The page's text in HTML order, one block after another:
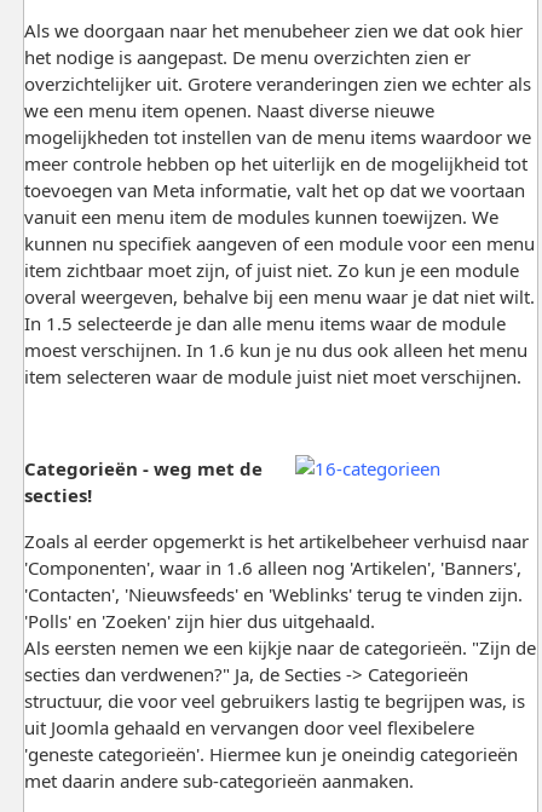
Als we doorgaan naar het menubeheer zien we dat ook hier
het nodige is aangepast. De menu overzichten zien er
overzichtelijker uit. Grotere veranderingen zien we echter als
we een menu item openen. Naast diverse nieuwe
mogelijkheden tot instellen van de menu items waardoor we
meer controle hebben op het uiterlijk en de mogelijkheid tot
toevoegen van Meta informatie, valt het op dat we voortaan
vanuit een menu item de modules kunnen toewijzen. We
kunnen nu specifiek aangeven of een module voor een menu
item zichtbaar moet zijn, of juist niet. Zo kun je een module
overal weergeven, behalve bij een menu waar je dat niet wilt.
In 1.5 selecteerde je dan alle menu items waar de module
moest verschijnen. In 1.6 kun je nu dus ook alleen het menu
item selecteren waar de module juist niet moet verschijnen.
Categorieën - weg met de
secties!
Zoals al eerder opgemerkt is het artikelbeheer verhuisd naar
'Componenten', waar in 1.6 alleen nog 'Artikelen', 'Banners',
'Contacten', 'Nieuwsfeeds' en 'Weblinks' terug te vinden zijn.
'Polls' en 'Zoeken' zijn hier dus uitgehaald.
Als eersten nemen we een kijkje naar de categorieën. "Zijn de
secties dan verdwenen?" Ja, de Secties -> Categorieën
structuur, die voor veel gebruikers lastig te begrijpen was, is
uit Joomla gehaald en vervangen door veel flexibelere
'geneste categorieën'. Hiermee kun je oneindig categorieën
met daarin andere sub-categorieën aanmaken.